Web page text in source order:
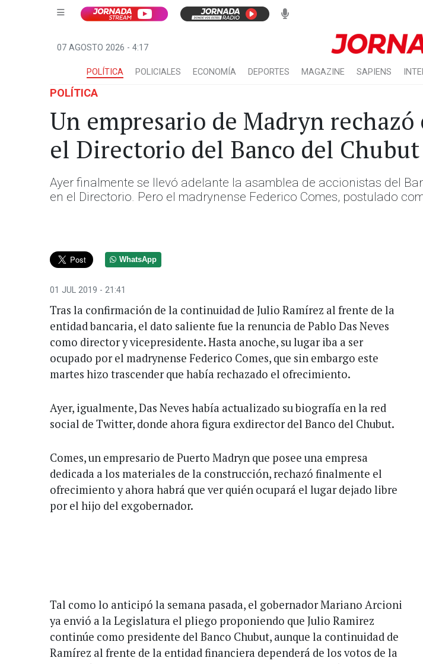
07 AGOSTO 2026 - 4:17
POLÍTICA POLICIALES ECONOMÍA DEPORTES MAGAZINE SAPIENS
POLÍTICA
Un empresario de Madryn
el Directorio del Banco del Chubut
Ayer finalmente se llevó adelante la asamblea de accionistas del
en el Directorio. Pero el madrynense Federico Comes, postulado
WhatsApp
01 JUL 2019 - 21:41
Tras la confirmación de la continuidad de Julio Ramírez al frente de la
entidad bancaria, el dato saliente fue la renuncia de Pablo Das Neves
como director y vicepresidente. Hasta anoche, su lugar iba a ser
ocupado por el madrynense Federico Comes, que sin embargo este
martes hizo trascender que había rechazado el ofrecimiento.
Ayer, igualmente, Das Neves había actualizado su biografía en la red
social de Twitter, donde ahora figura exdirector del Banco del Chubut.
Comes, un empresario de Puerto Madryn que posee una empresa
dedicada a los materiales de la construcción, rechazó finalmente el
ofrecimiento y ahora habrá que ver quién ocupará el lugar dejado libre
por el hijo del exgobernador.
Tal como lo anticipó la semana pasada, el gobernador Mariano Arcioni
ya envió a la Legislatura el pliego proponiendo que Julio Ramirez
continúe como presidente del Banco Chubut, aunque la continuidad de
Ramírez al frente de la entidad financiera dependerá de los votos de la